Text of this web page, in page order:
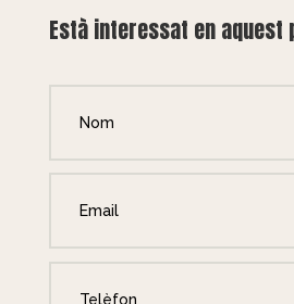
Està interessat en aquest